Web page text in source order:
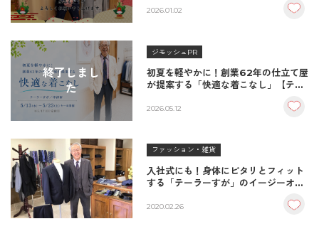
2026.01.02
終了しまし
た
ジモッシュPR
初夏を軽やかに！創業62年の仕立て屋
が提案する「快適な着こなし」【テー
2026.05.12
ファッション・雑貨
入社式にも！身体にピタリとフィット
する「テーラーすが」のイージーオー
2020.02.26